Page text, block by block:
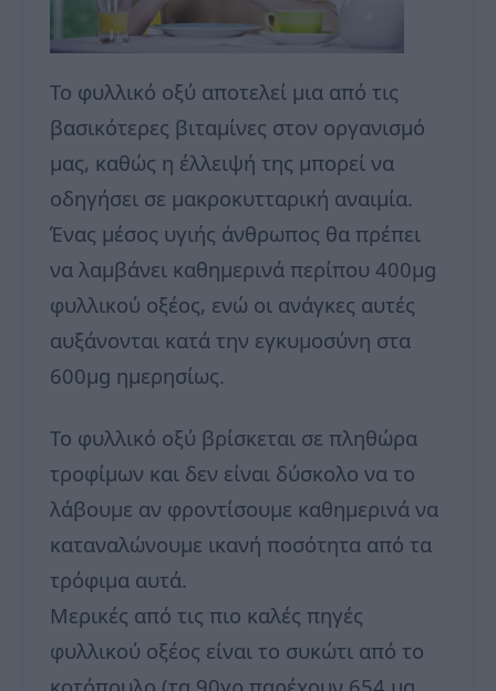
Το φυλλικό οξύ αποτελεί μια από τις
βασικότερες βιταμίνες στον οργανισμό
μας, καθώς η έλλειψή της μπορεί να
οδηγήσει σε μακροκυτταρική αναιμία.
Ένας μέσος υγιής άνθρωπος θα πρέπει
να λαμβάνει καθημερινά περίπου 400μg
φυλλικού οξέος, ενώ οι ανάγκες αυτές
αυξάνονται κατά την εγκυμοσύνη στα
600μg ημερησίως.
Το φυλλικό οξύ βρίσκεται σε πληθώρα
τροφίμων και δεν είναι δύσκολο να το
λάβουμε αν φροντίσουμε καθημερινά να
καταναλώνουμε ικανή ποσότητα από τα
τρόφιμα αυτά.
Μερικές από τις πιο καλές πηγές
φυλλικού οξέος είναι το συκώτι από το